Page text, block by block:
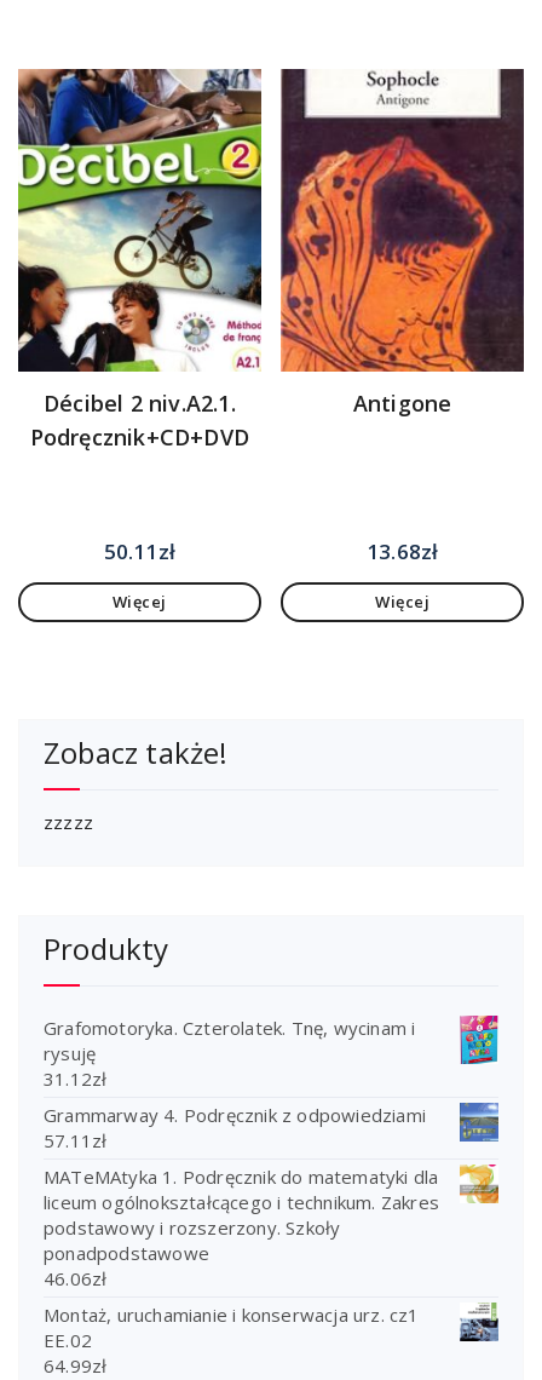
Décibel 2 niv.A2.1.
Podręcznik+CD+DVD
50.11 zł
Więcej
Antigone
13.68zł
Więcej
Zobacz także!
zzzzz
Produkty
Grafomotoryka. Czterolatek. Tnę, wycinam i
rysuję
31.12zł
Grammarway 4. Podręcznik z odpowiedziami
57.11 zł
MATeMAtyka 1. Podręcznik do matematyki dla
liceum ogólnokształcącego i technikum. Zakres
podstawowy i rozszerzony. Szkoły
ponadpodstawowe
46.06zł
Montaż, uruchamianie i konserwacja urz. cz1
EE.02
64.99zł